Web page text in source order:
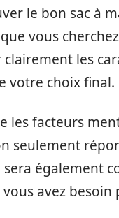
le bon sac à
vous
les
votre choix final.
les facteurs
seulement
sera également
avez